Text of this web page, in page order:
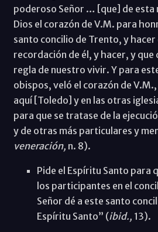
poderoso Señor … [que] de esta
Dios el corazón de V.M. para
santo concilio de Trento, y hacer
recordación de él, y hacer, y que
regla de nuestro vivir. Y para
obispos, veló el corazón de
aquí [Toledo] y en las otras
para que se tratase de la
y de otras más particulares y
veneración, n. 8).
Pide el Espíritu Santo para
los participantes en el
Señor dé a este santo
Espíritu Santo” (ibid., 13).